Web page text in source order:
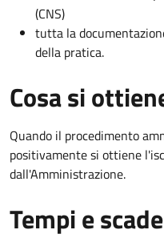
(CNS)
tutta la
della pratica.
Cosa si
Quando il procedimento
positivamente si ottiene
dall'Amministrazione.
Tempi e